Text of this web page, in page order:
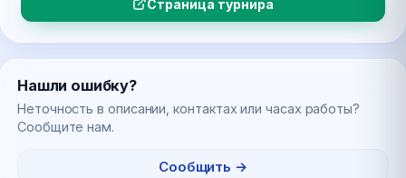
Страница турнира
Нашли ошибку?
Неточность в описании, контактах или часах работы?
Сообщите нам.
Сообщить →